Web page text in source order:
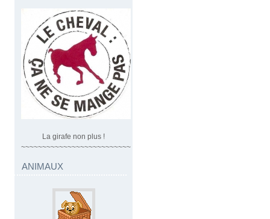
La girafe non plus !
~~~~~~~~~~~~~~~~~~~~~~~~~~
ANIMAUX